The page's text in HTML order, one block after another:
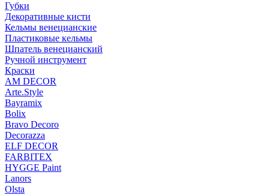
Губки
Декоративные кисти
Кельмы венецианские
Пластиковые кельмы
Шпатель венецианский
Ручной инструмент
Краски
AM DECOR
Arte.Style
Bayramix
Bolix
Bravo Decoro
Decorazza
ELF DECOR
FARBITEX
HYGGE Paint
Lanors
Olsta